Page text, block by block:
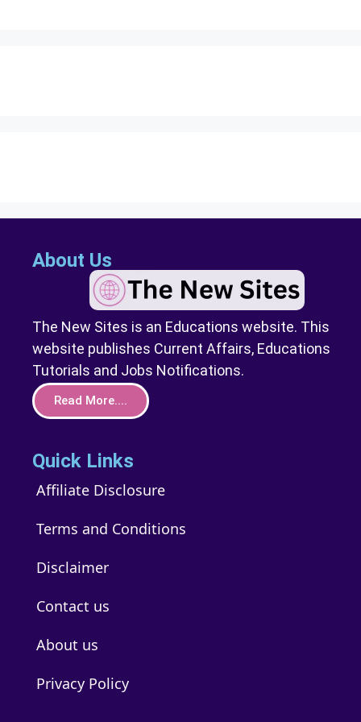
About Us
The New Sites is an Educations website. This
website publishes Current Affairs, Educations
Tutorials and Jobs Notifications.
Read More....
Quick Links
Affiliate Disclosure
Terms and Conditions
Disclaimer
Contact us
About us
Privacy Policy